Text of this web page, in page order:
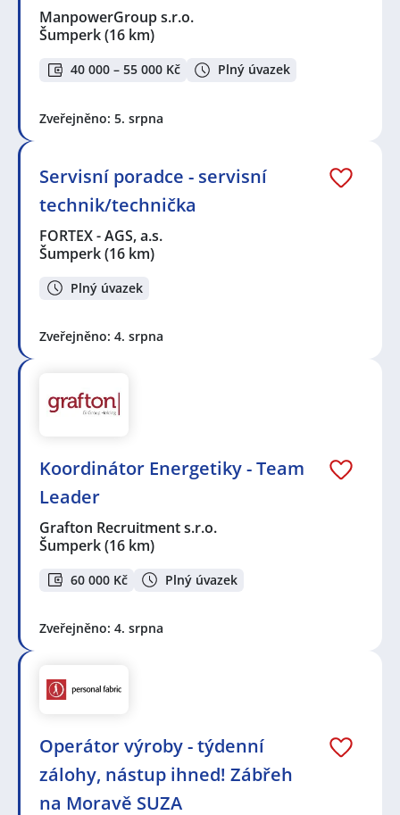
ManpowerGroup s.r.o.
Šumperk(16 km)
40 000 – 55 000 Kč Plný úvazek
Zveřejněno: 5. srpna
Servisní poradce - servisní
technik/technička
FORTEX - AGS, a.s.
Šumperk(16 km)
Plný úvazek
Zveřejněno: 4. srpna
Koordinátor Energetiky - Team
Leader
Grafton Recruitment s.r.o.
Šumperk(16 km)
60 000 Kč Plný úvazek
Zveřejněno: 4. srpna
Operátor výroby - týdenní
zálohy, nástup ihned! Zábřeh
na Moravě SUZA